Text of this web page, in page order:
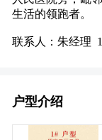
生活的领跑者。
联系人：朱经理
户型介绍